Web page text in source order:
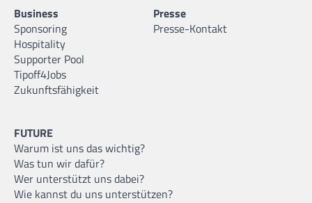
Business
Sponsoring
Hospitality
Supporter Pool
Tipoff4Jobs
Zukunftsfähigkeit
Presse
Presse-Kontakt
FUTURE
Warum ist uns das wichtig?
Was tun wir dafür?
Wer unterstützt uns dabei?
Wie kannst du uns unterstützen?